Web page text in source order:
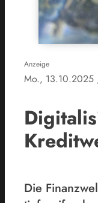
Anzeige
Mo., 13.10.2025
Die